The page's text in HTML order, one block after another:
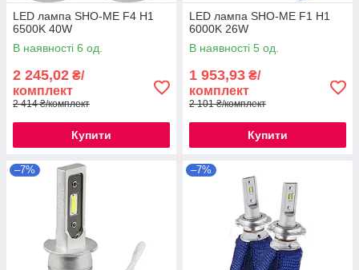
LED лампа SHO-ME F4 H1
6500K 40W
В наявності 6 од.
2 245,02 ₴/
комплект
2 414 ₴/комплект
Купити
LED лампа SHO-ME F1 H1
6000K 26W
В наявності 5 од.
1 953,93 ₴/
комплект
2 101 ₴/комплект
Купити
–7% –7%